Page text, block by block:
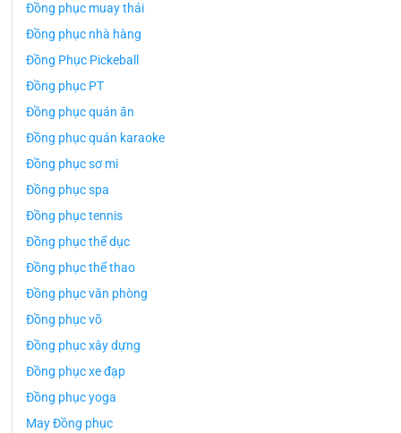
Đồng phục muay thái
Đồng phục nhà hàng
Đồng Phục Pickeball
Đồng phục PT
Đồng phục quán ăn
Đồng phục quán karaoke
Đồng phục sơ mi
Đồng phục spa
Đồng phục tennis
Đồng phục thể dục
Đồng phục thể thao
Đồng phục văn phòng
Đồng phục võ
Đồng phục xây dựng
Đồng phục xe đạp
Đồng phục yoga
May Đồng phục